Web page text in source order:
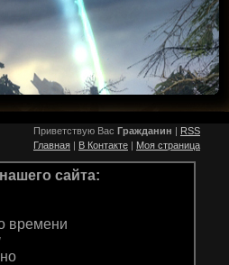
Приветствую Вас Гражданин | RSS
Главная | В Контакте | Моя страница
сайта:
времени